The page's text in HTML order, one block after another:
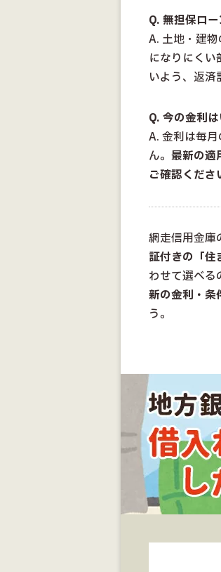
Q. 無担保ロ
A. 土地・建
になりにくい
いよう、返済
Q. 今の金利
A. 金利は毎
ん。 最新の適
ご確認くださ
網走信用金庫
証付きの「住
わせて選べる
新の金利・条
う。